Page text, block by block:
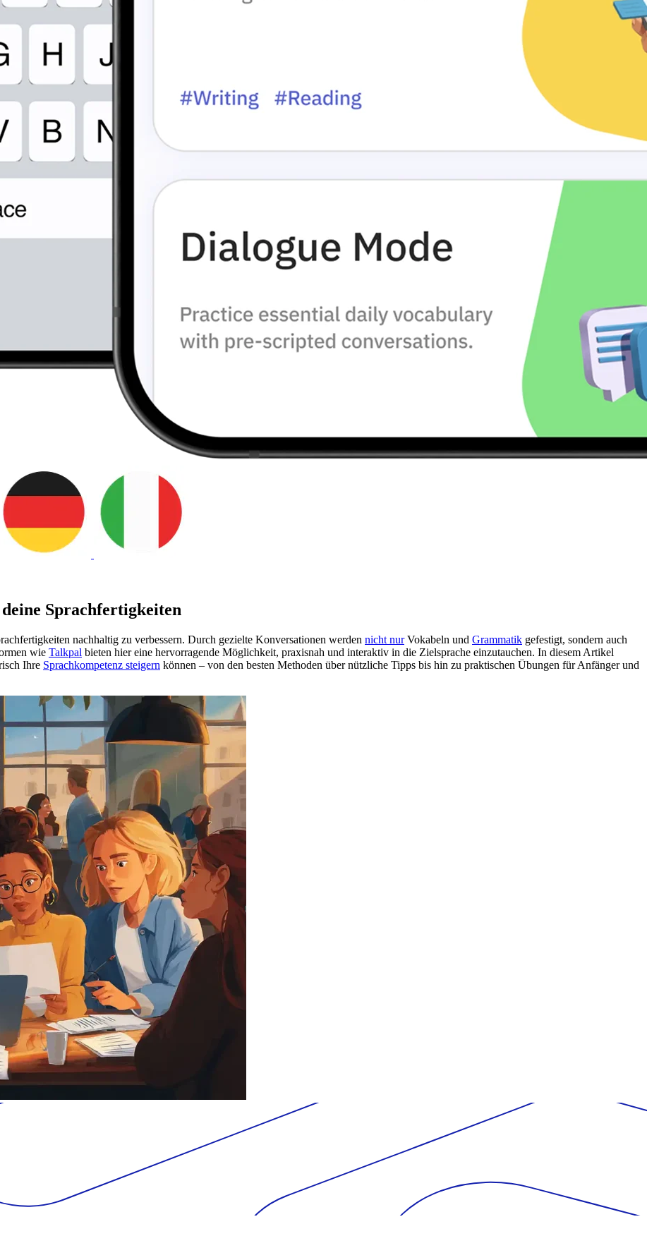
Sprachfertigkeiten
nachhaltig zu verbessern. Durch gezielte Konversationen werden nicht nurVokabeln und Grammatik gefestigt, sondern auch
wie Talkpal bieten hier eine hervorragende Möglichkeit, praxisnah und interaktiv in die Zielsprache einzutauchen. In diesem Artikel
Ihre Sprachkompetenz steigern können – von den besten Methoden über nützliche Tipps bis hin zu praktischen Übungen für Anfänger und